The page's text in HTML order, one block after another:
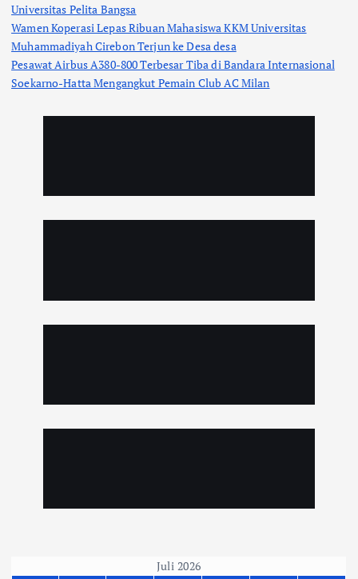
Universitas Pelita Bangsa
Wamen Koperasi Lepas Ribuan Mahasiswa KKM Universitas
Muhammadiyah Cirebon Terjun ke Desa desa
Pesawat Airbus A380-800 Terbesar Tiba di Bandara Internasional
Soekarno-Hatta Mengangkut Pemain Club AC Milan
Juli 2026